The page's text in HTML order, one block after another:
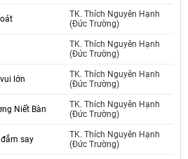
TK. Thích Nguyên Hạnh
(Đức Trường)
TK. Thích Nguyên Hạnh
(Đức Trường)
lớn
TK. Thích Nguyên Hạnh
(Đức Trường)
Niết Bàn
TK. Thích Nguyên Hạnh
(Đức Trường)
say
TK. Thích Nguyên Hạnh
(Đức Trường)